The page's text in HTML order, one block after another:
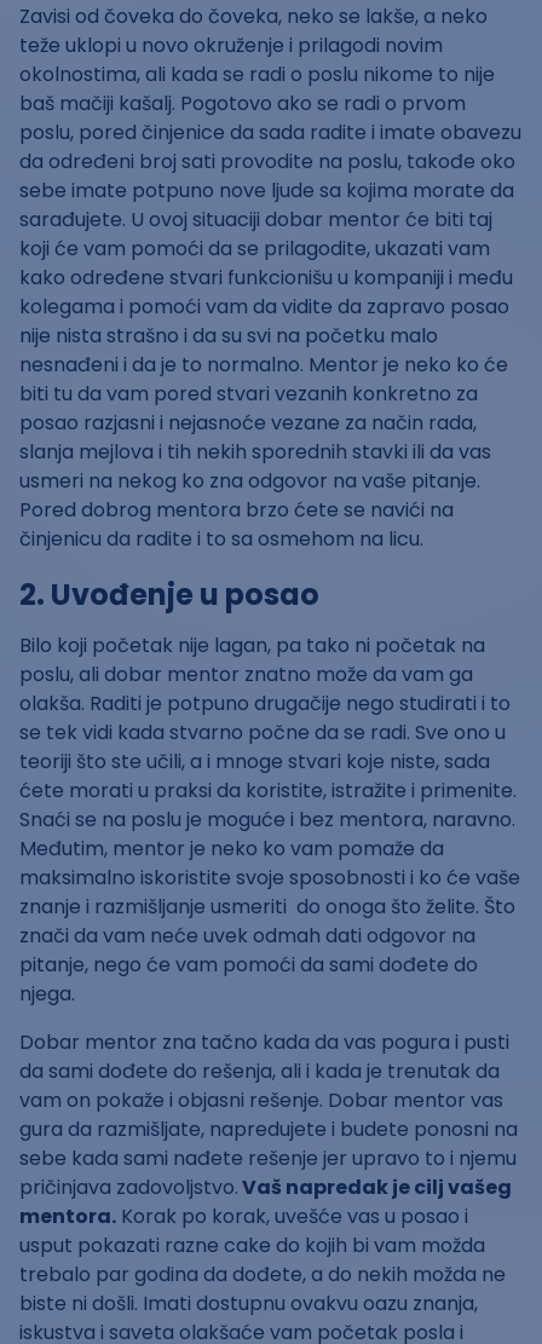
Zavisi od čoveka do čoveka, neko se lakše, a neko
teže uklopi u novo okruženje i prilagodi novim
okolnostima, ali kada se radi o poslu nikome to nije
baš mačiji kašalj. Pogotovo ako se radi o prvom
poslu, pored činjenice da sada radite i imate obavezu
da određeni broj sati provodite na poslu, takođe oko
sebe imate potpuno nove ljude sa kojima morate da
sarađujete. U ovoj situaciji dobar mentor će biti taj
koji će vam pomoći da se prilagodite, ukazati vam
kako određene stvari funkcionišu u kompaniji i među
kolegama i pomoći vam da vidite da zapravo posao
nije nista strašno i da su svi na početku malo
nesnađeni i da je to normalno. Mentor je neko ko će
biti tu da vam pored stvari vezanih konkretno za
posao razjasni i nejasnoće vezane za način rada,
slanja mejlova i tih nekih sporednih stavki ili da vas
usmeri na nekog ko zna odgovor na vaše pitanje.
Pored dobrog mentora brzo ćete se navići na
činjenicu da radite i to sa osmehom na licu.
2. Uvođenje u posao
Bilo koji početak nije lagan, pa tako ni početak na
poslu, ali dobar mentor znatno može da vam ga
olakša. Raditi je potpuno drugačije nego studirati i to
se tek vidi kada stvarno počne da se radi. Sve ono u
teoriji što ste učili, a i mnoge stvari koje niste, sada
ćete morati u praksi da koristite, istražite i primenite.
Snaći se na poslu je moguće i bez mentora, naravno.
Međutim, mentor je neko ko vam pomaže da
maksimalno iskoristite svoje sposobnosti i ko će vaše
znanje i razmišljanje usmeriti do onoga što želite. Što
znači da vam neće uvek odmah dati odgovor na
pitanje, nego će vam pomoći da sami dođete do
njega.
Dobar mentor zna tačno kada da vas pogura i pusti
da sami dođete do rešenja, ali i kada je trenutak da
vam on pokaže i objasni rešenje. Dobar mentor vas
gura da razmišljate, napredujete i budete ponosni na
sebe kada sami nađete rešenje jer upravo to i njemu
pričinjava zadovoljstvo.Vaš napredak je cilj vašeg
mentora. Korak po korak, uvešće vas u posao i
usput pokazati razne cake do kojih bi vam možda
trebalo par godina da dođete, a do nekih možda ne
biste ni došli. Imati dostupnu ovakvu oazu znanja,
iskustva i saveta olakšaće vam početak posla i